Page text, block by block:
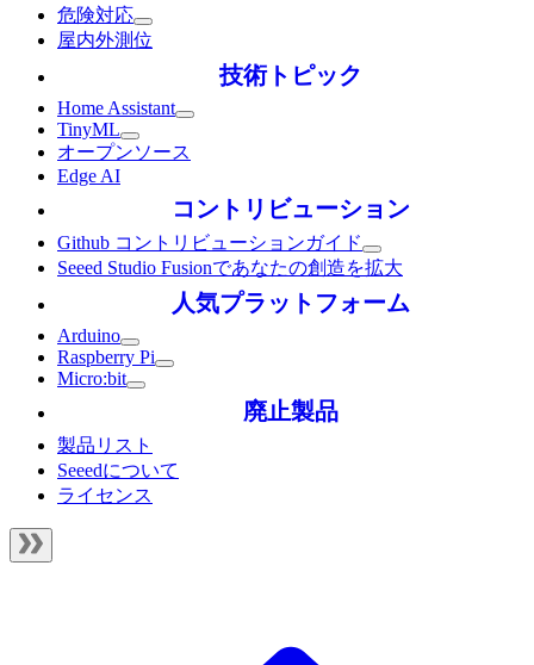
危険対応
屋内外測位
技術トピック
Home Assistant
TinyML
オープンソース
Edge AI
コントリビューション
Github コントリビューションガイド
Seeed Studio Fusionであなたの創造を拡大
人気プラットフォーム
Arduino
Raspberry Pi
Micro:bit
廃止製品
製品リスト
Seeedについて
ライセンス